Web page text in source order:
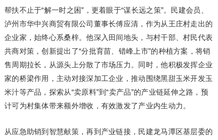
帮扶不止于“解一时之困”，更着眼于“谋长远之策”。民建会员、
泸州市华中兴商贸有限公司董事长傅应清，作为从王庄村走出的
企业家，始终心系桑梓。他深入田间地头，与村干部、村民代表
共商对策，创新提出了“分批育苗、错峰上市”的种植方案，将销
售周期拉长，从源头上分散了市场压力。同时，他积极发挥企业
家的桥梁作用，主动对接深加工企业，推动围绕黑甜玉米开发玉
米汁等产品，探索从“卖原料”到“卖产品”的产业链延伸之路，预
计可为村集体带来额外增收，有效激发了产业内生动力。
从应急助销到智慧献策，再到产业链接，民建龙马潭区基层委的